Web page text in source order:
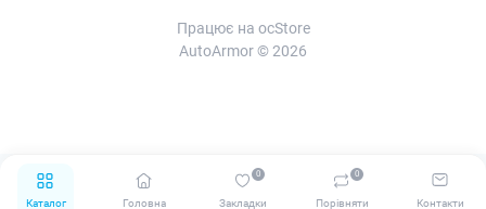
Каталог Головна Закладки
0
Порівняти
0
Контакти
Працює на ocStore
AutoArmor © 2026